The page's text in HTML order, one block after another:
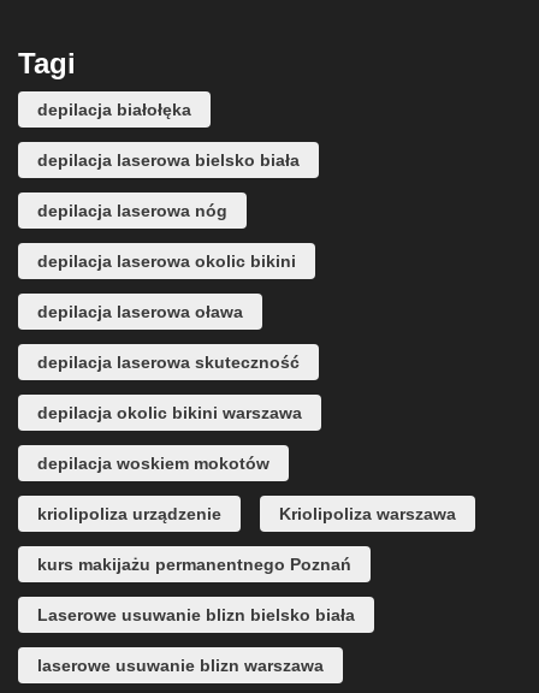
Tagi
depilacja białołęka
depilacja laserowa bielsko biała
depilacja laserowa nóg
depilacja laserowa okolic bikini
depilacja laserowa oława
depilacja laserowa skuteczność
depilacja okolic bikini warszawa
depilacja woskiem mokotów
kriolipoliza urządzenie Kriolipoliza warszawa
kurs makijażu permanentnego Poznań
Laserowe usuwanie blizn bielsko biała
laserowe usuwanie blizn warszawa